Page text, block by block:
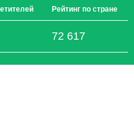
Рейтинг по стране
72 617